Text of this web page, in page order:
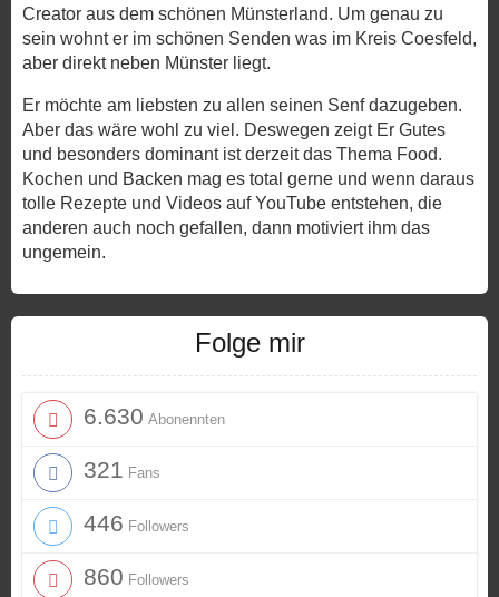
Creator aus dem schönen Münsterland. Um genau zu
sein wohnt er im schönen Senden was im Kreis Coesfeld,
aber direkt neben Münster liegt.
Er möchte am liebsten zu allen seinen Senf dazugeben.
Aber das wäre wohl zu viel. Deswegen zeigt Er Gutes
und besonders dominant ist derzeit das Thema Food.
Kochen und Backen mag es total gerne und wenn daraus
tolle Rezepte und Videos auf YouTube entstehen, die
anderen auch noch gefallen, dann motiviert ihm das
ungemein.
Folge mir
6.630 Abonennten
321 Fans
446 Followers
860 Followers